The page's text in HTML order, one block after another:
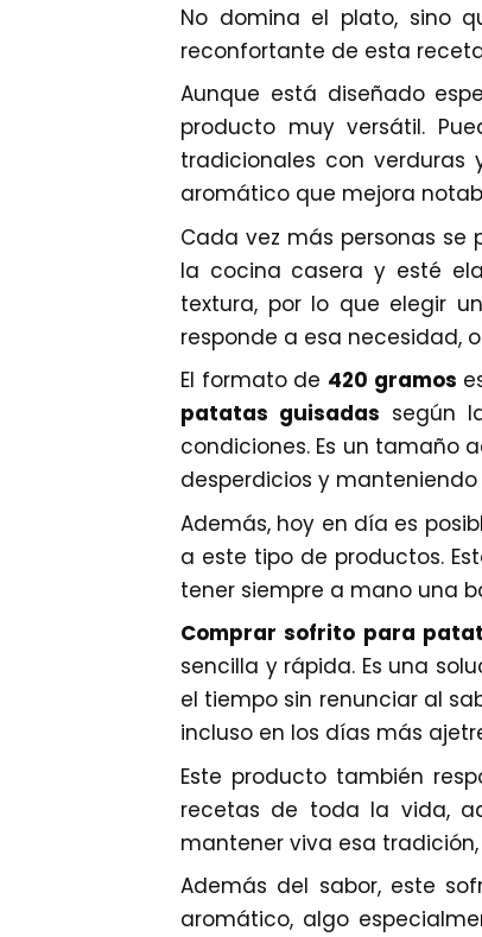
No domina el plato, sino
reconfortante de esta
Aunque está diseñado
producto muy versátil.
tradicionales con verduras
aromático que mejora
Cada vez más personas se
la cocina casera y esté
textura, por lo que elegir
responde a esa necesidad,
El formato de 420 gramos
patatas guisadas según
condiciones. Es un tamaño
desperdicios y
Además, hoy en día es
a este tipo de productos.
tener siempre a mano una
Comprar sofrito para
sencilla y rápida. Es una
el tiempo sin renunciar al
incluso en los días más
Este producto también
recetas de toda la vida,
mantener viva esa
Además del sabor, este
aromático, algo